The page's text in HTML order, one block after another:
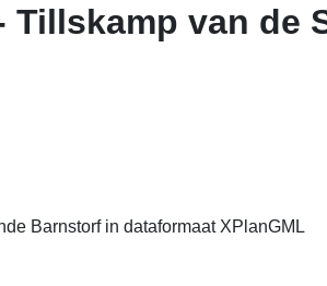
Tillskamp van de
Barnstorf in dataformaat XPlanGML